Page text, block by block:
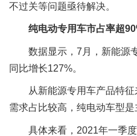
不过关等问题亟待解决。
纯电动专用车市占率超
数据显示，7月，新能源
同比增长127%。
从新能源专用车产品特
需求占比较高，纯电动车型是
具体来看，2021年一季